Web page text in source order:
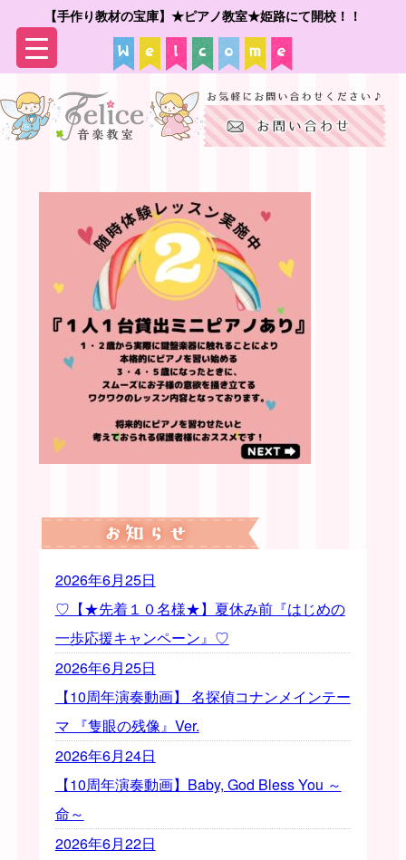
【手作り教材の宝庫】★ピアノ教室★姫路にて開校！！
2026年6月25日
♡【★先着１０名様★】夏休み前『はじめの
一歩応援キャンペーン』♡
2026年6月25日
【10周年演奏動画】 名探偵コナンメインテー
マ 『隻眼の残像』Ver.
2026年6月24日
【10周年演奏動画】Baby, God Bless You ～
命～
2026年6月22日
▼
▼